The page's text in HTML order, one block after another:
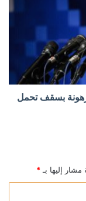
بسقف تحمل
مشار إليها بـ *